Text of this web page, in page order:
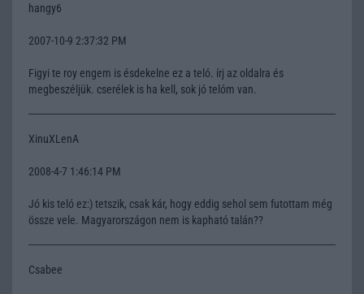
hangy6
2007-10-9 2:37:32 PM
Figyi te roy engem is ésdekelne ez a teló. írj az oldalra és
megbeszéljük. cserélek is ha kell, sok jó telóm van.
XinuXLenA
2008-4-7 1:46:14 PM
Jó kis teló ez:) tetszik, csak kár, hogy eddig sehol sem futottam még
össze vele. Magyarországon nem is kapható talán??
Csabee